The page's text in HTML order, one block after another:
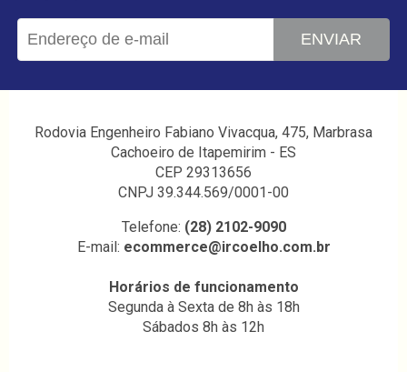
ENVIAR
Rodovia Engenheiro Fabiano Vivacqua, 475, Marbrasa
Cachoeiro de Itapemirim - ES
CEP 29313656
CNPJ 39.344.569/0001-00
Telefone: (28) 2102-9090
E-mail: ecommerce@ircoelho.com.br
Horários de funcionamento
Segunda à Sexta de 8h às 18h
Sábados 8h às 12h